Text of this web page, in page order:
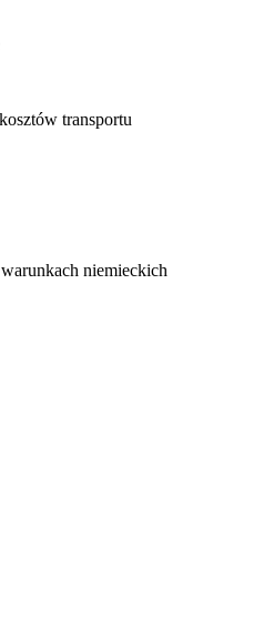
transportu
niemieckich